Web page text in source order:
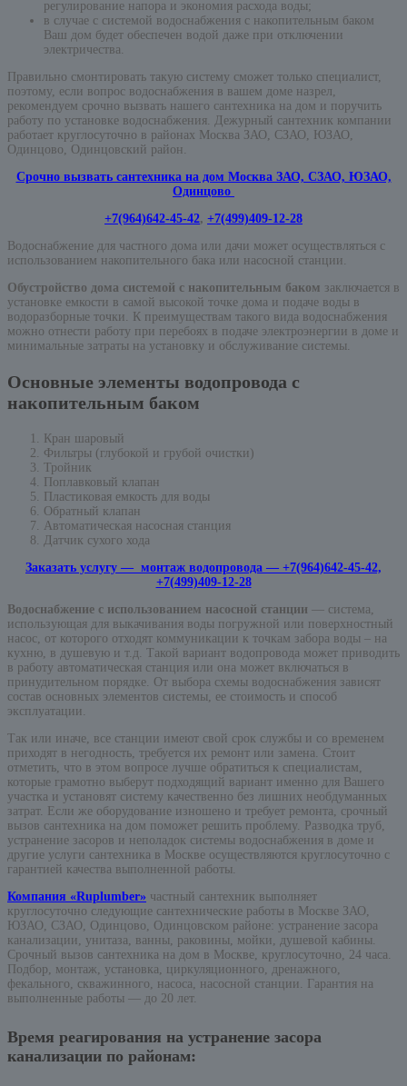
регулирование напора и экономия расхода воды;
в случае с системой водоснабжения с накопительным баком
Ваш дом будет обеспечен водой даже при отключении
электричества.
Правильно смонтировать такую систему сможет только специалист,
поэтому, если вопрос водоснабжения в вашем доме назрел,
рекомендуем срочно вызвать нашего сантехника на дом и поручить
работу по установке водоснабжения. Дежурный сантехник компании
работает круглосуточно в районах Москва ЗАО, СЗАО, ЮЗАО,
Одинцово, Одинцовский район.
Срочно вызвать сантехника на дом Москва ЗАО, СЗАО, ЮЗАО,
Одинцово
+7(964)642-45-42, +7(499)409-12-28
Водоснабжение для частного дома или дачи может осуществляться с
использованием накопительного бака или насосной станции.
Обустройство дома системой с накопительным баком заключается в
установке емкости в самой высокой точке дома и подаче воды в
водоразборные точки. К преимуществам такого вида водоснабжения
можно отнести работу при перебоях в подаче электроэнергии в доме и
минимальные затраты на установку и обслуживание системы.
Основные элементы водопровода с
накопительным баком
Кран шаровый
Фильтры (глубокой и грубой очистки)
Тройник
Поплавковый клапан
Пластиковая емкость для воды
Обратный клапан
Автоматическая насосная станция
Датчик сухого хода
Заказать услугу — монтаж водопровода — +7(964)642-45-42,
+7(499)409-12-28
Водоснабжение с использованием насосной станции — система,
использующая для выкачивания воды погружной или поверхностный
насос, от которого отходят коммуникации к точкам забора воды – на
кухню, в душевую и т.д. Такой вариант водопровода может приводить
в работу автоматическая станция или она может включаться в
принудительном порядке. От выбора схемы водоснабжения зависят
состав основных элементов системы, ее стоимость и способ
эксплуатации.
Так или иначе, все станции имеют свой срок службы и со временем
приходят в негодность, требуется их ремонт или замена. Стоит
отметить, что в этом вопросе лучше обратиться к специалистам,
которые грамотно выберут подходящий вариант именно для Вашего
участка и установят систему качественно без лишних необдуманных
затрат. Если же оборудование изношено и требует ремонта, срочный
вызов сантехника на дом поможет решить проблему. Разводка труб,
устранение засоров и неполадок системы водоснабжения в доме и
другие услуги сантехника в Москве осуществляются круглосуточно с
гарантией качества выполненной работы.
Компания «Ruplumber» частный сантехник выполняет
круглосуточно следующие сантехнические работы в Москве ЗАО,
ЮЗАО, СЗАО, Одинцово, Одинцовском районе: устранение засора
канализации, унитаза, ванны, раковины, мойки, душевой кабины.
Срочный вызов сантехника на дом в Москве, круглосуточно, 24 часа.
Подбор, монтаж, установка, циркуляционного, дренажного,
фекального, скважинного, насоса, насосной станции. Гарантия на
выполненные работы — до 20 лет.
Время реагирования на устранение засора
канализации по районам: